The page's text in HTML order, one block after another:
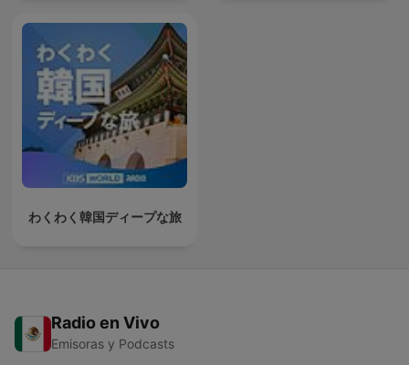
わくわく韓国ディープな旅
Radio en Vivo
Emisoras y Podcasts